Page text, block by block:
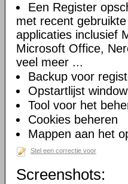
Een Register
met recent
applicaties inclusief
Microsoft Office,
veel meer ...
Backup voor
Opstartlijst
Tool voor het
Cookies beheren
Mappen aan het
Stel een correctie voor
Screenshots: